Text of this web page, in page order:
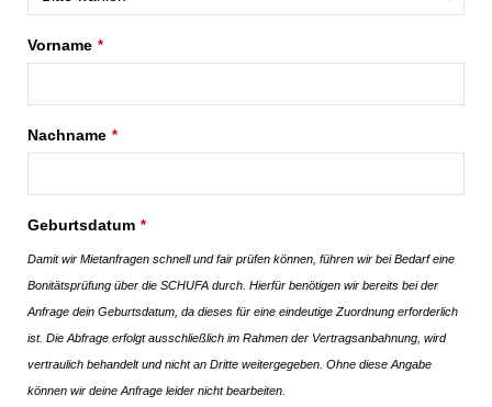
Vorname *
Nachname *
Geburtsdatum *
Damit wir Mietanfragen schnell und fair prüfen können, führen wir bei Bedarf eine
Bonitätsprüfung über die SCHUFA durch. Hierfür benötigen wir bereits bei der
Anfrage dein Geburtsdatum, da dieses für eine eindeutige Zuordnung erforderlich
ist. Die Abfrage erfolgt ausschließlich im Rahmen der Vertragsanbahnung, wird
vertraulich behandelt und nicht an Dritte weitergegeben. Ohne diese Angabe
können wir deine Anfrage leider nicht bearbeiten.